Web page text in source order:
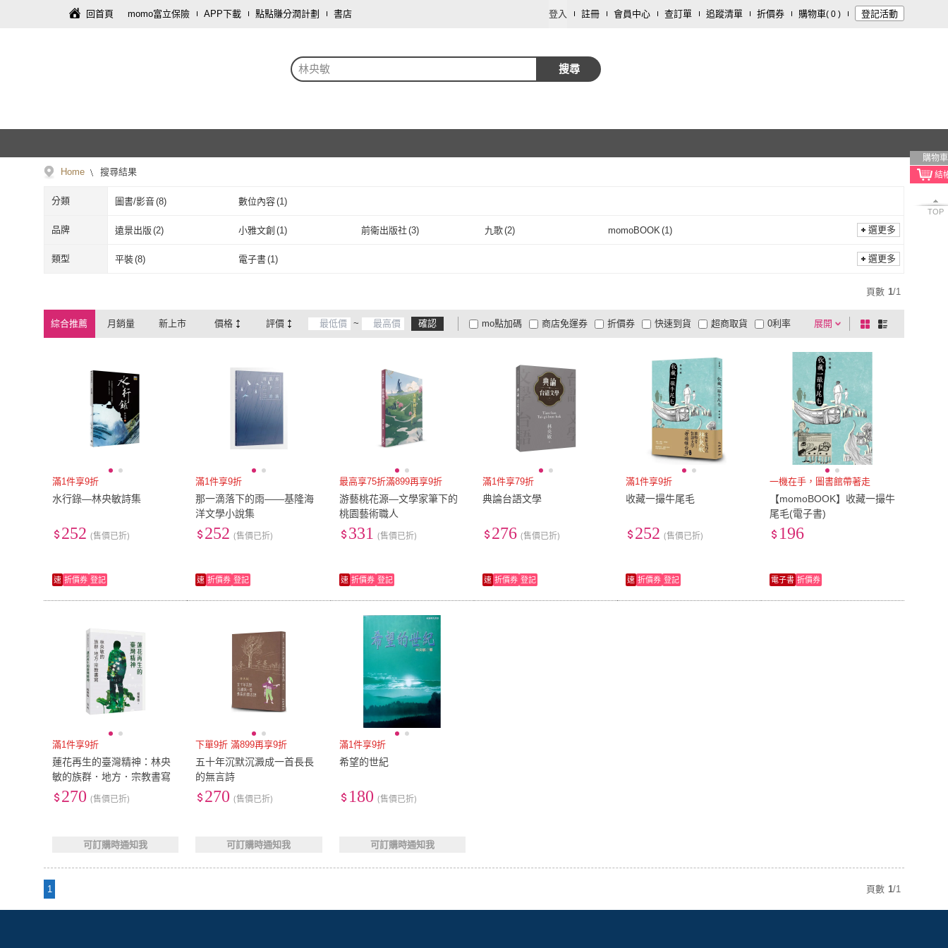
回首頁 momo富立保險 APP下載 點點賺分潤計劃 書店 登入 註冊 會員中心 查訂單 追蹤清單 折價券 購物車( 0 ) 登記活動
林央敏 搜尋
購物車
TOP
Home 搜尋結果
分類 圖書/影音(8) 數位內容(1)
品牌 遠景出版 (2) 小雅文創 (1) 前衛出版社(3) 九歌(2) momoBOOK (1)
遠景出版 小雅文創
選更多
類型 平裝(8) 電子書(1) 選更多
頁數 1/1
綜合推薦 月銷量 新上市 價格 評價 ~ 確認 展開
折價券
有影片
商品有量 電視購物
mo點加碼 快速到貨 超商取貨
大家電安心配
大家電快配
商店免運券 0利率
及以上 3 及以上 1 及以上
棋
盤
列
滿1件享9折
水行錄―林央敏詩集
252 (售價已折)
速 折價券 登記
滿1件享9折
那一滴落下的雨――基隆海
洋文學小說集
252 (售價已折)
速 折價券 登記
最高享75折滿899再享9折
游藝桃花源―文學家筆下的
桃園藝術職人
331 (售價已折)
速 折價券 登記
滿1件享79折
典論台語文學
276 (售價已折)
速 折價券 登記
滿1件享9折
收藏一撮牛尾毛
252 (售價已折)
速 折價券 登記
一機在手，圖書館帶著走
【momoBOOK】收藏一撮牛
尾毛(電子書)
196
電子書 折價券
滿1件享9折
蓮花再生的臺灣精神：林央
敏的族群．地方．宗教書寫
270 (售價已折)
可訂購時通知我
下單9折 滿899再享9折
五十年沉默沉澱成一首長長
的無言詩
270 (售價已折)
可訂購時通知我
滿1件享9折
希望的世紀
180 (售價已折)
可訂購時通知我
1 頁數 1/1